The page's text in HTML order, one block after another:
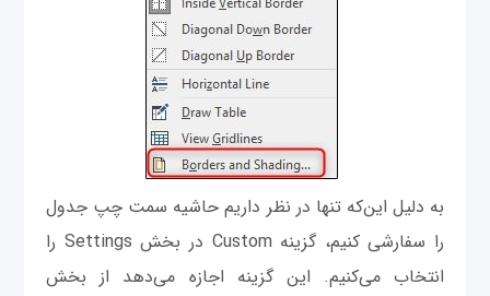
به دلیل این‌که تنها در نظر داریم حاشیه سمت چپ جدول
را سفارشی کنیم، گزینه Custom در بخش Settings را
انتخاب می‌کنیم. این گزینه اجازه می‌دهد از بخش